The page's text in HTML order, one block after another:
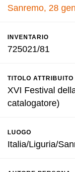
Sanremo, 28
INVENTARIO
725021/81
TITOLO ATTRIBUITO
XVI Festival
catalogatore)
LUOGO
Italia/Liguria/